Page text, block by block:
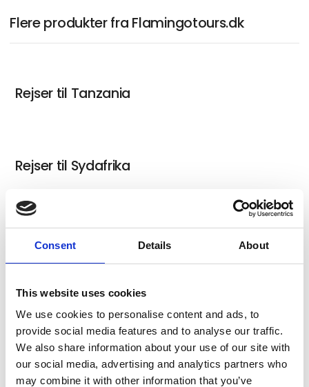
Consent Details About
This website uses cookies
We use cookies to personalise content and ads, to
provide social media features and to analyse our traffic.
We also share information about your use of our site with
our social media, advertising and analytics partners who
may combine it with other information that you’ve
Flere produkter fra Flamingotours.dk
Rejser til Tanzania
Rejser til Sydafrika
Rejser til Sri Lanka
Rejser til Indien
Rejser til Bali